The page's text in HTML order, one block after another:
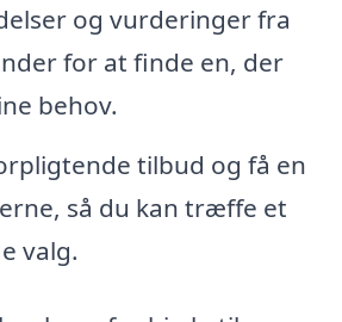
og vurderinger fra
for at finde en, der
behov.
tilbud og få en
så du kan træffe et
valg.